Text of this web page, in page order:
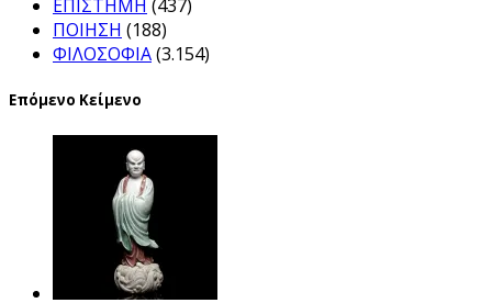
ΕΠΙΣΤΗΜΗ (437)
ΠΟΙΗΣΗ (188)
ΦΙΛΟΣΟΦΙΑ(3.154)
Επόμενο Κείμενο